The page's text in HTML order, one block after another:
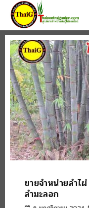
ขายจำหน่ายลำไ
ลำมะลอก